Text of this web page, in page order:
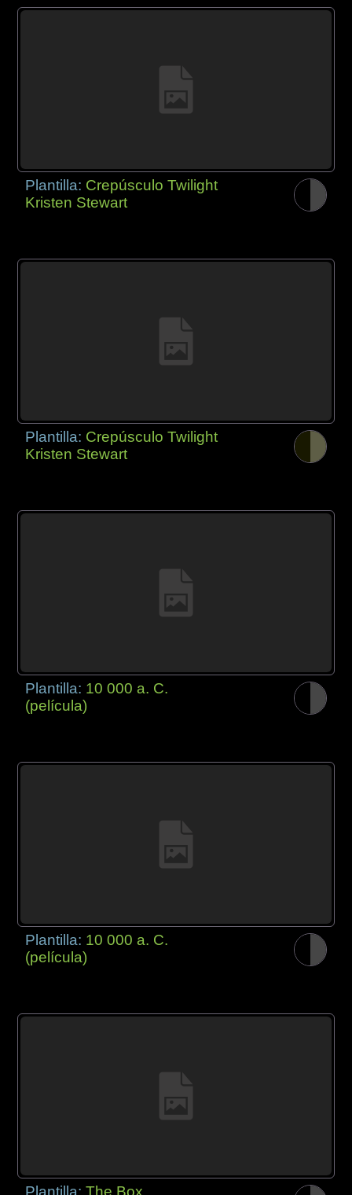
Plantilla: Crepúsculo Twilight
Kristen Stewart
Plantilla: Crepúsculo Twilight
Kristen Stewart
Plantilla: 10 000 a. C.
(película)
Plantilla: 10 000 a. C.
(película)
Plantilla:The Box